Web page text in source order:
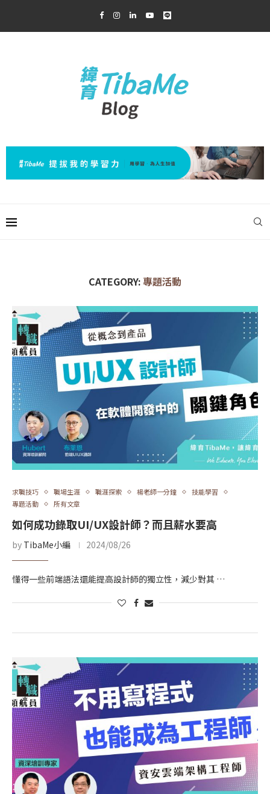
CATEGORY:專題活動
求職技巧 職場生涯 職涯探索 楊老師一分鐘
技能學習
專題活動
所有文章
如何成功錄取UI/UX設計師？而且薪水要高
by TibaMe小編 2024/08/26
懂得一些前端語法還能提高設計師的獨立性，減少對其 …